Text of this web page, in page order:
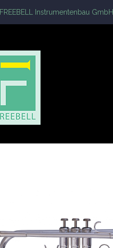
FREEBELL Instrumentenbau GmbH